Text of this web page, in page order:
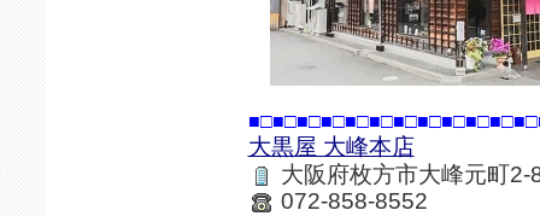
大黒屋 大峰本店
大阪府枚方市大峰元町2-
072-858-8552